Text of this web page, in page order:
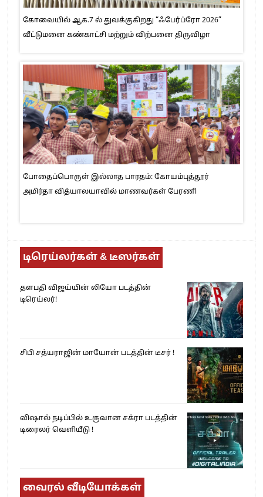
கோவையில் ஆக.7 ல் துவக்குகிறது “ஃபேர்ப்ரோ 2026”
வீட்டுமனை கண்காட்சி மற்றும் விற்பனை திருவிழா
போதைப்பொருள் இல்லாத பாரதம்: கோயம்புத்தூர்
அமிர்தா வித்யாலயாவில் மாணவர்கள் பேரணி
டிரெய்லர்கள் & டீஸர்கள்
தளபதி விஜய்யின் லியோ படத்தின்
டிரெய்லர்!
சிபி சத்யராஜின் மாயோன் படத்தின் டீசர் !
விஷால் நடிப்பில் உருவான சக்ரா படத்தின்
டிரைலர் வெளியீடு !
வைரல் வீடியோக்கள்